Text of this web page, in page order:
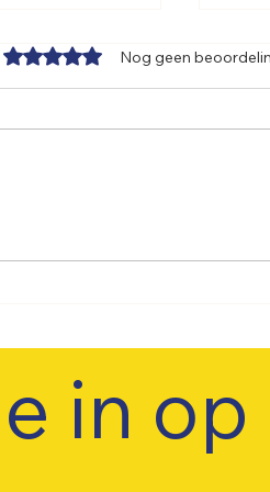
Beoordeeld met 0 uit 5
Nog geen
in op